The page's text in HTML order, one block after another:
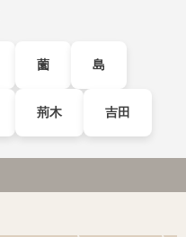
薗 島
荊木 吉田